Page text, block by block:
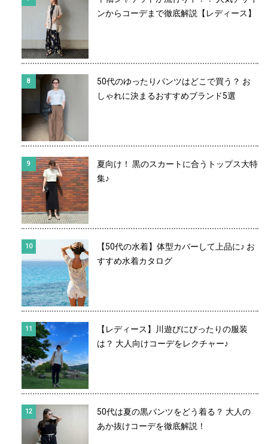
ンからコーデまで徹底解説【レディース】
50代のゆったりパンツはどこで買う？ お
しゃれに決まるおすすめブランド5選
夏向け！ 黒のスカートに合うトップス大特
集♪
【50代の水着】体型カバーして上品に♪ お
すすめ水着カタログ
【レディース】川遊びにぴったりの服装
は？ 大人向けコーデをレクチャー♪
50代は夏の黒パンツをどう着る？ 大人の
あか抜けコーデを徹底解説！